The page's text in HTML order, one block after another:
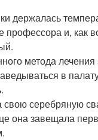
держалась
профессора и, как
метода
в
серебряную
она завещала